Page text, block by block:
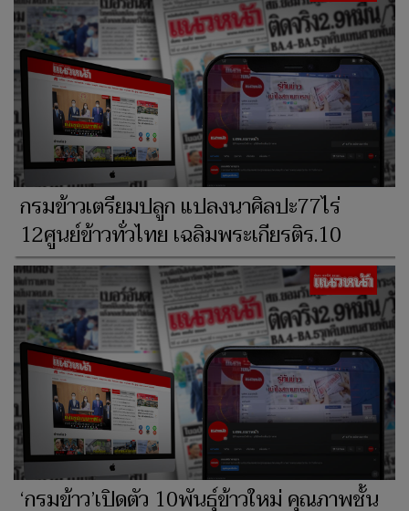
กรมข้าวเตรียมปลูก แปลงนาศิลปะ77ไร่
12ศูนย์ข้าวทั่วไทย เฉลิมพระเกียรติร.10
‘กรมข้าว’เปิดตัว 10พันธุ์ข้าวใหม่ คุณภาพชั้น